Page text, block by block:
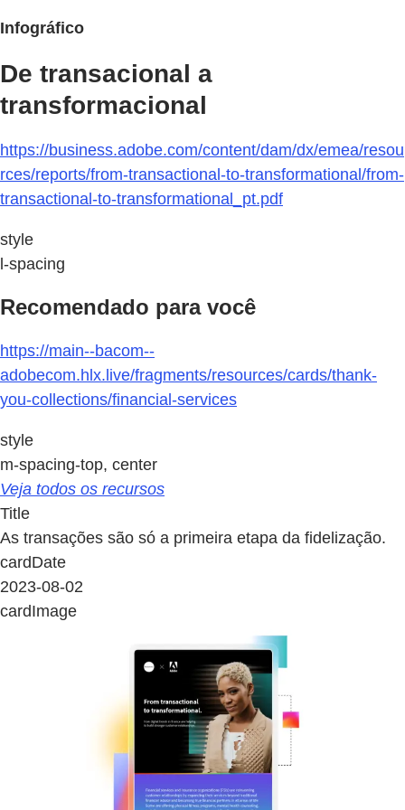
Infográfico
De transacional a
transformacional
https://business.adobe.com/content/dam/dx/emea/resou
rces/reports/from-transactional-to-transformational/from-
transactional-to-transformational_pt.pdf
style
l-spacing
Recomendado para você
https://main--bacom--
adobecom.hlx.live/fragments/resources/cards/thank-
you-collections/financial-services
style
m-spacing-top, center
Veja todos os recursos
Title
As transações são só a primeira etapa da fidelização.
cardDate
2023-08-02
cardImage